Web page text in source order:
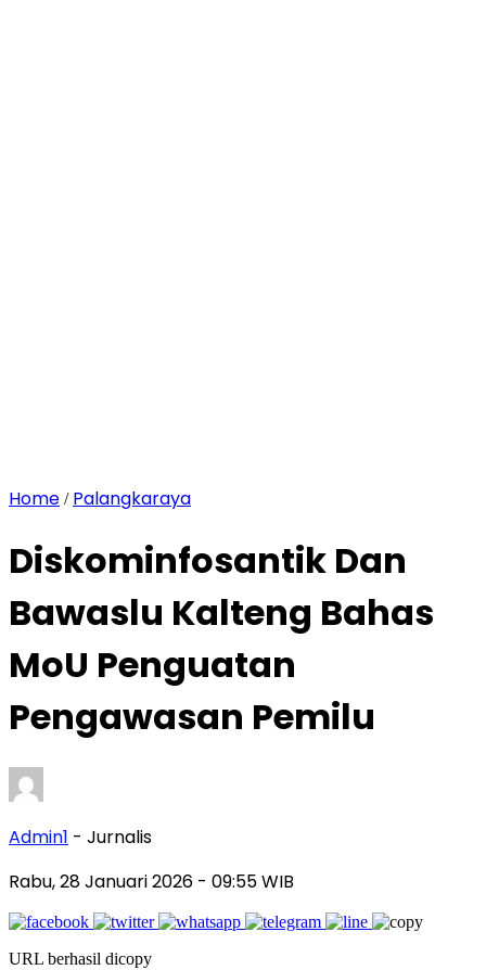
Home / Palangkaraya
Diskominfosantik Dan
Bawaslu Kalteng Bahas
MoU Penguatan
Pengawasan Pemilu
Admin1 - Jurnalis
Rabu, 28 Januari 2026 - 09:55 WIB
URL berhasil dicopy